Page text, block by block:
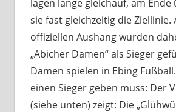
lagen lange gleichauf, am
sie fast gleichzeitig die Ziellinie.
offiziellen Aushang wurden
„Abicher Damen“ als Sieger
Damen spielen in Ebing
einen Sieger geben muss: Der
(siehe unten) zeigt: Die